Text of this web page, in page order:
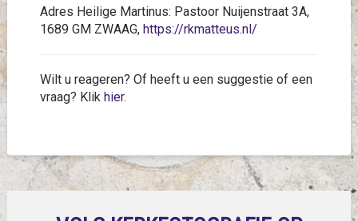
Adres Heilige Martinus: Pastoor Nuijenstraat 3A,
1689 GM ZWAAG, https://rkmatteus.nl/
Wilt u reageren? Of heeft u een suggestie of een
vraag? Klik hier.